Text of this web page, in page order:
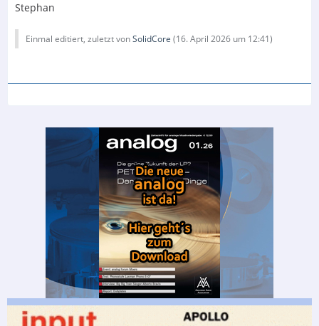
Stephan
Einmal editiert, zuletzt vonSolidCore (16. April 2026 um 12:41)